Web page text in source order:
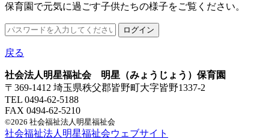
保育園で元気に過ごす子供たちの様子をご覧ください。
戻る
社会法人明星福祉会 明星（みょうじょう）保育園
〒369-1412 埼玉県秩父郡皆野町大字皆野1337-2
TEL 0494-62-5188
FAX 0494-62-5210
©2026 社会福祉法人明星福祉会
社会福祉法人明星福祉会ウェブサイト